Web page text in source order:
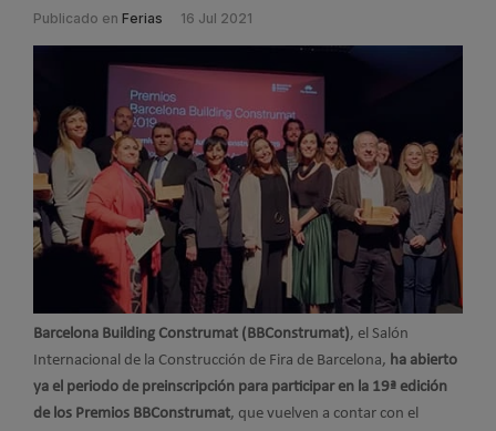
Publicado en Ferias 16 Jul 2021
Barcelona Building Construmat (BBConstrumat), el Salón
Internacional de la Construcción de Fira de Barcelona, ha abierto
ya el periodo de preinscripción para participar en la 19ª edición
de los Premios BBConstrumat, que vuelven a contar con el